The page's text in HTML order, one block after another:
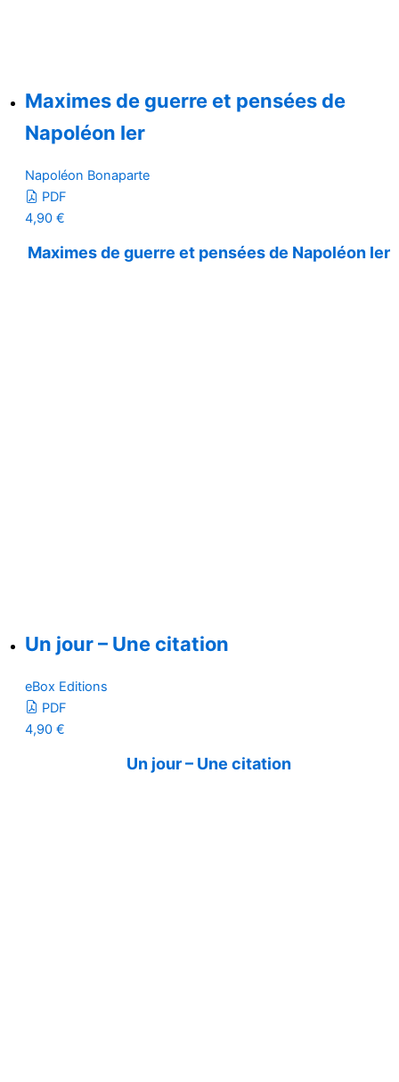
Maximes de guerre et pensées de
Napoléon Ier
Napoléon Bonaparte
PDF
4,90 €
Maximes de guerre et pensées de Napoléon Ier
Un jour – Une citation
eBox Editions
PDF
4,90 €
Un jour – Une citation